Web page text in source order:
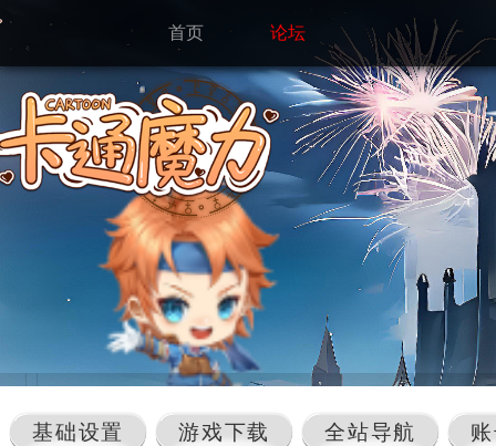
首页 论坛
基础设置 游戏下载 全站导航